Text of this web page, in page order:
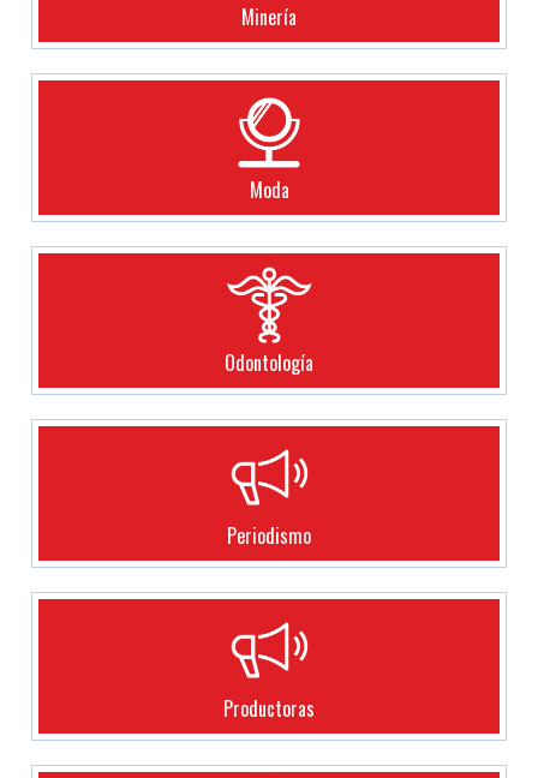
Minería
Moda
Odontología
Periodismo
Productoras